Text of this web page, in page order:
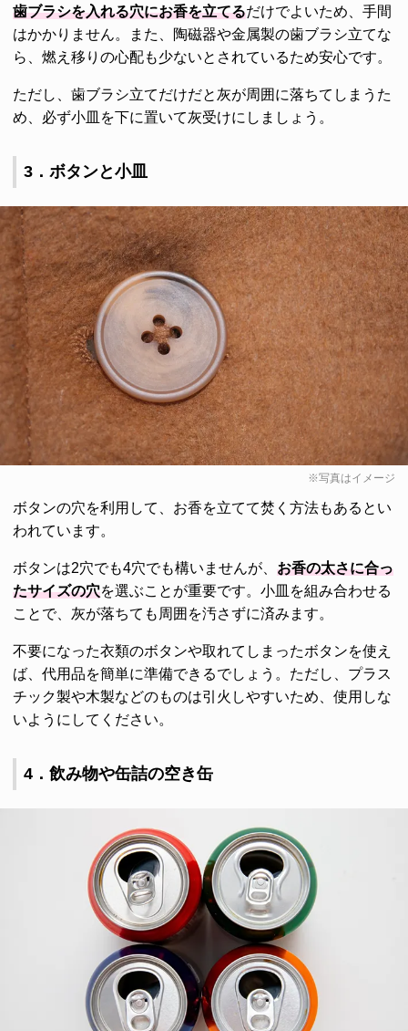
歯ブラシを入れる穴にお香を立てるだけでよいため、手間
はかかりません。また、陶磁器や金属製の歯ブラシ立てな
ら、燃え移りの心配も少ないとされているため安心です。
ただし、歯ブラシ立てだけだと灰が周囲に落ちてしまうた
め、必ず小皿を下に置いて灰受けにしましょう。
3．ボタンと小皿
※写真はイメージ
ボタンの穴を利用して、お香を立てて焚く方法もあるとい
われています。
ボタンは2穴でも4穴でも構いませんが、 お香の太さに合っ
たサイズの穴を選ぶことが重要です。小皿を組み合わせる
ことで、灰が落ちても周囲を汚さずに済みます。
不要になった衣類のボタンや取れてしまったボタンを使え
ば、代用品を簡単に準備できるでしょう。ただし、プラス
チック製や木製などのものは引火しやすいため、使用しな
いようにしてください。
4．飲み物や缶詰の空き缶